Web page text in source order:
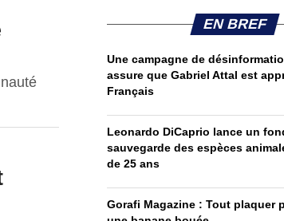
EN BREF
Une campagne de
assure que Gabriel Attal est
Français
Leonardo DiCaprio lance un
sauvegarde des espèces
de 25 ans
Gorafi Magazine : Tout plaquer